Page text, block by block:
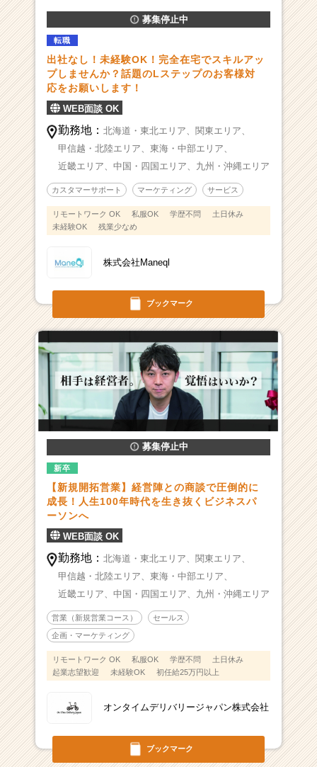
ブックマーク
募集停止中
転職
出社なし！未経験OK！完全在宅でスキルアッ
プしませんか？話題のLステップのお客様対
応をお願いします！
WEB面談 OK
勤務地： 北海道・東北エリア、 関東エリア、
甲信越・北陸エリア、 東海・中部エリア、
近畿エリア、 中国・四国エリア、 九州・沖縄エリア
カスタマーサポート マーケティング サービス
リモートワーク OK 私服OK 学歴不問
土日休み
未経験OK
残業少なめ
株式会社Maneql
ブックマーク
募集停止中
新卒
【新規開拓営業】経営陣との商談で圧倒的に
成長！人生100年時代を生き抜くビジネスパ
ーソンへ
WEB面談 OK
勤務地： 北海道・東北エリア、 関東エリア、
甲信越・北陸エリア、 東海・中部エリア、
近畿エリア、 中国・四国エリア、 九州・沖縄エリア
営業（新規営業コース） セールス
企画・マーケティング
リモートワーク OK 私服OK 学歴不問
土日休み
起業志望歓迎
未経験OK 初任給25万円以上
オンタイムデリバリージャパン株式会社